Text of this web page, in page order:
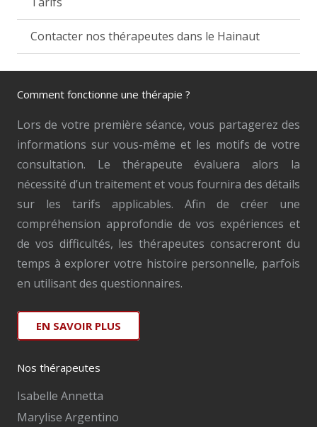
Contacter nos thérapeutes dans le Hainaut
Comment fonctionne une thérapie ?
Lors de votre première séance, vous partagerez des
informations sur vous-même et les motifs de votre
consultation. Le thérapeute évaluera alors la
nécessité d’un traitement et vous fournira des détails
sur les tarifs applicables. Afin de créer une
compréhension approfondie de vos expériences et
de vos difficultés, les thérapeutes consacreront du
temps à explorer votre histoire personnelle, parfois
en utilisant des questionnaires.
EN SAVOIR PLUS
Nos thérapeutes
Isabelle Annetta
Marylise Argentino